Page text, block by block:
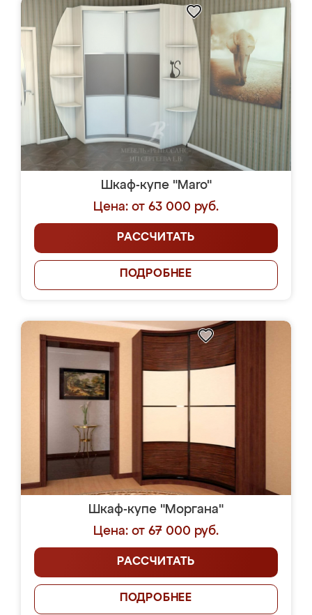
Шкаф-купе "Maro"
Цена: от 63 000 руб.
РАССЧИТАТЬ
ПОДРОБНЕЕ
Шкаф-купе "Моргана"
Цена: от 67 000 руб.
РАССЧИТАТЬ
ПОДРОБНЕЕ